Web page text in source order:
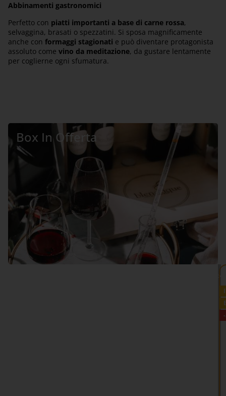
Abbinamenti gastronomici
Perfetto con piatti importanti a base di carne rossa,
selvaggina, brasati o spezzatini. Si sposa magnificamente
anche con formaggi stagionati e può diventare protagonista
assoluto come vino da meditazione, da gustare lentamente
per coglierne ogni sfumatura.
Box In Offerta